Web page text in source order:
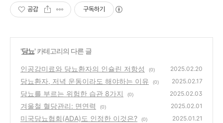
공감 구독하기
'당뇨' 카테고리의 다른 글
인공감미료와 당뇨환자의 인슐린 저항성 (0) 2025.02.20
당뇨환자, 저녁 운동이라도 해야하는 이유 (0) 2025.02.17
당뇨를 부르는 위험한 습관 8가지 (0) 2025.02.03
겨울철 혈당관리: 면연력 (0) 2025.02.01
미국당뇨협회(ADA)도 인정한 이것은? (0) 2025.01.21